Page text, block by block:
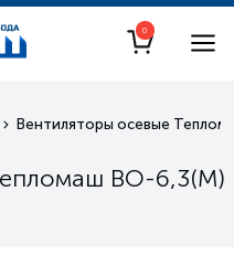
0
Вентиляторы осевые
ВО-6,3(М)